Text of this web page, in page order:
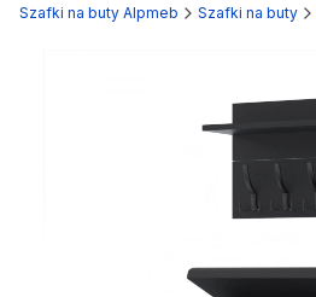
Szafki na buty Alpmeb Szafki na buty